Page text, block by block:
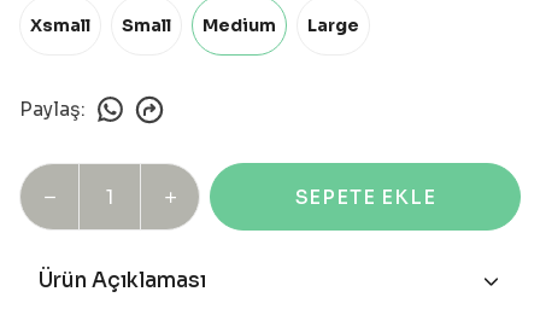
Xsmall Small Medium Large
Paylaş:
SEPETE EKLE
Ürün Açıklaması